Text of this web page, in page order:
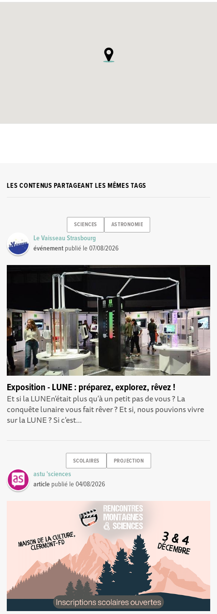
LES CONTENUS PARTAGEANT LES MÊMES TAGS
SCIENCES ASTRONOMIE
Le Vaisseau Strasbourg
événement publié le07/08/2026
Exposition - LUNE : préparez, explorez, rêvez !
Et si la LUNEn’était plus qu’à un petit pas de vous ? La
conquête lunaire vous fait rêver ? Et si, nous pouvions vivre
sur la LUNE ? Si c'est...
SCOLAIRES PROJECTION
astu 'sciences
article publié le04/08/2026